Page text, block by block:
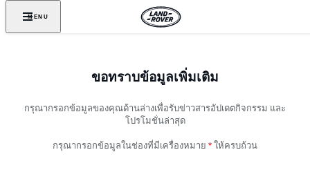
MENU
ขอทราบข้อมูลเพิ่มเติม
กรุณากรอกข้อมูลของคุณด้านล่างเพื่อรับข่าวสารอัปเดตกิจกรรม และ
โปรโมชั่นล่าสุด
กรุณากรอกข้อมูลในช่องที่มีเครื่องหมาย *ให้ครบถ้วน